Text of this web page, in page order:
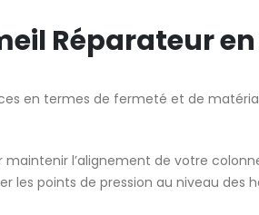
Réparateur en
en termes de fermeté et de
l’alignement de votre
points de pression au niveau des